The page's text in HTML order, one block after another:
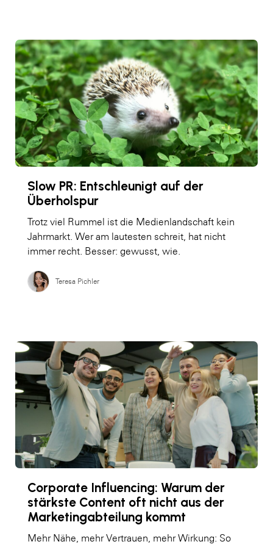
Slow PR: Entschleunigt auf der
Überholspur
Trotz viel Rummel ist die Medienlandschaft kein
Jahrmarkt. Wer am lautesten schreit, hat nicht
immer recht. Besser: gewusst, wie.
Teresa Pichler
Corporate Influencing: Warum der
stärkste Content oft nicht aus der
Marketingabteilung kommt
Mehr Nähe, mehr Vertrauen, mehr Wirkung: So